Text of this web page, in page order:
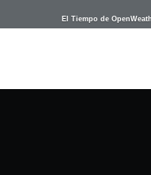
El Tiempo de